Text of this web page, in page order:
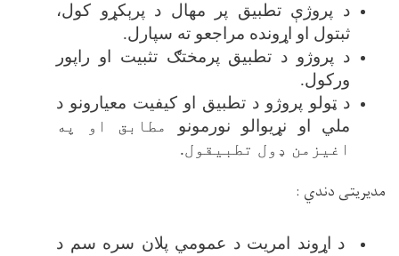
د پروژې تطبیق پر مهال د پرېکړو کول،
ثبتول او اړونده مراجعو ته سپارل.
د پروژو د تطبیق پرمختګ تثبیت او راپور
ورکول.
د ټولو پروژو د تطبیق او کیفیت معیارونو د
ملي او نړیوالو نورمونو
مطابق او په
اغیزمن ډول تطبیقول.
مدیریتی دندي :
د اړوند امریت د عمومي پلان سره سم د